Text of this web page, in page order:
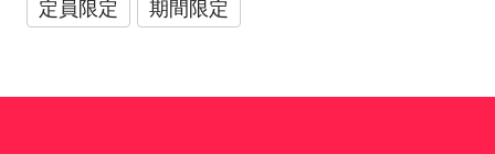
定員限定 期間限定